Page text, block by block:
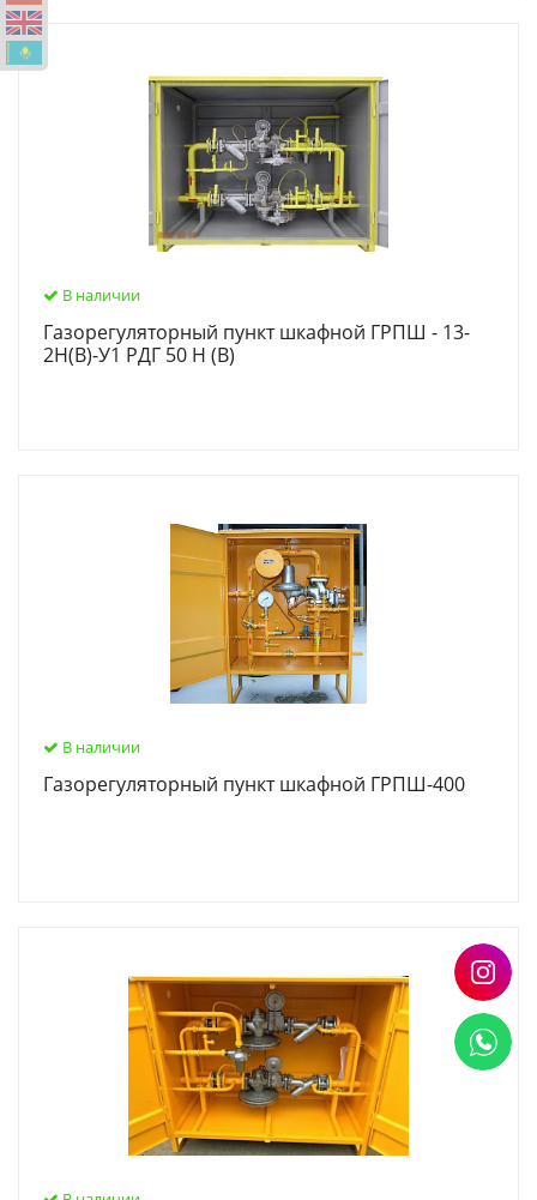
В наличии
Газорегуляторный пункт шкафной ГРПШ - 13-
2Н(В)-У1 РДГ 50 Н (В)
В наличии
Газорегуляторный пункт шкафной ГРПШ-400